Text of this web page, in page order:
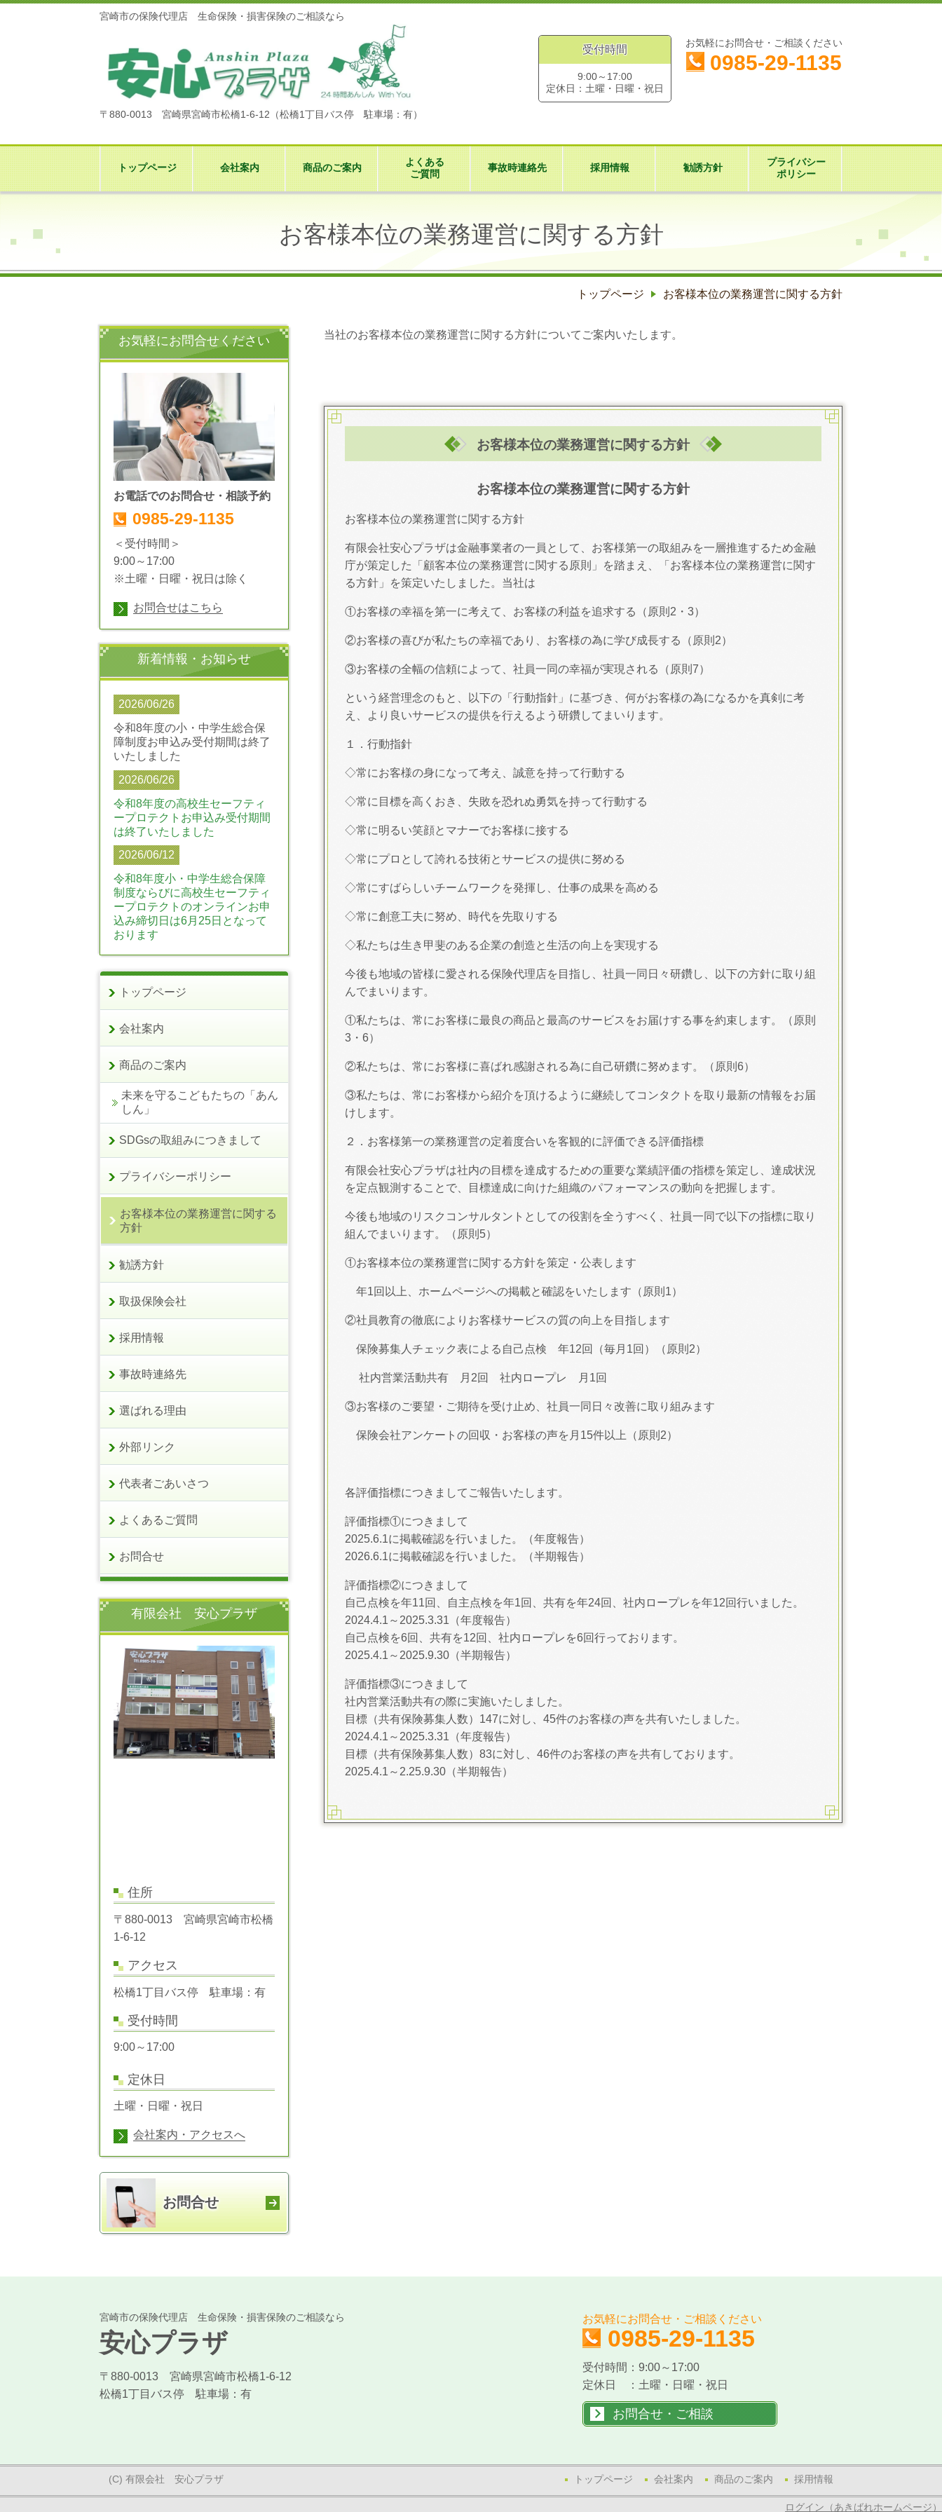
宮崎市の保険代理店 生命保険・損害保険のご相談なら
〒880-0013 宮崎県宮崎市松橋1-6-12（松橋1丁目バス停 駐車場：有）
受付時間
9:00～17:00
定休日：土曜・日曜・祝日
お気軽にお問合せ・ご相談ください
0985-29-1135
トップページ 会社案内 商品のご案内
よくある
ご質問
事故時連絡先 採用情報 勧誘方針
プライバシー
ポリシー
お客様本位の業務運営に関する方針
トップページ お客様本位の業務運営に関する方針
当社のお客様本位の業務運営に関する方針についてご案内いたします。
お客様本位の業務運営に関する方針
お客様本位の業務運営に関する方針
お客様本位の業務運営に関する方針
有限会社安心プラザは金融事業者の一員として、お客様第一の取組みを一層推進するため金融
庁が策定した「顧客本位の業務運営に関する原則」を踏まえ、「お客様本位の業務運営に関す
る方針」を策定いたしました。当社は
①お客様の幸福を第一に考えて、お客様の利益を追求する（原則2・3）
②お客様の喜びが私たちの幸福であり、お客様の為に学び成長する（原則2）
③お客様の全幅の信頼によって、社員一同の幸福が実現される（原則7）
という経営理念のもと、以下の「行動指針」に基づき、何がお客様の為になるかを真剣に考
え、より良いサービスの提供を行えるよう研鑽してまいります。
１．行動指針
◇常にお客様の身になって考え、誠意を持って行動する
◇常に目標を高くおき、失敗を恐れぬ勇気を持って行動する
◇常に明るい笑顔とマナーでお客様に接する
◇常にプロとして誇れる技術とサービスの提供に努める
◇常にすばらしいチームワークを発揮し、仕事の成果を高める
◇常に創意工夫に努め、時代を先取りする
◇私たちは生き甲斐のある企業の創造と生活の向上を実現する
今後も地域の皆様に愛される保険代理店を目指し、社員一同日々研鑽し、以下の方針に取り組
んでまいります。
①私たちは、常にお客様に最良の商品と最高のサービスをお届けする事を約束します。（原則
3・6）
②私たちは、常にお客様に喜ばれ感謝される為に自己研鑽に努めます。（原則6）
③私たちは、常にお客様から紹介を頂けるように継続してコンタクトを取り最新の情報をお届
けします。
２．お客様第一の業務運営の定着度合いを客観的に評価できる評価指標
有限会社安心プラザは社内の目標を達成するための重要な業績評価の指標を策定し、達成状況
を定点観測することで、目標達成に向けた組織のパフォーマンスの動向を把握します。
今後も地域のリスクコンサルタントとしての役割を全うすべく、社員一同で以下の指標に取り
組んでまいります。（原則5）
①お客様本位の業務運営に関する方針を策定・公表します
年1回以上、ホームページへの掲載と確認をいたします（原則1）
②社員教育の徹底によりお客様サービスの質の向上を目指します
保険募集人チェック表による自己点検 年12回（毎月1回）（原則2）
社内営業活動共有 月2回 社内ロープレ 月1回
③お客様のご要望・ご期待を受け止め、社員一同日々改善に取り組みます
保険会社アンケートの回収・お客様の声を月15件以上（原則2）
各評価指標につきましてご報告いたします。
評価指標①につきまして
2025.6.1に掲載確認を行いました。（年度報告）
2026.6.1に掲載確認を行いました。（半期報告）
評価指標②につきまして
自己点検を年11回、自主点検を年1回、共有を年24回、社内ロープレを年12回行いました。
2024.4.1～2025.3.31（年度報告）
自己点検を6回、共有を12回、社内ロープレを6回行っております。
2025.4.1～2025.9.30（半期報告）
評価指標③につきまして
社内営業活動共有の際に実施いたしました。
目標（共有保険募集人数）147に対し、45件のお客様の声を共有いたしました。
2024.4.1～2025.3.31（年度報告）
目標（共有保険募集人数）83に対し、46件のお客様の声を共有しております。
2025.4.1～2.25.9.30（半期報告）
お気軽にお問合せください
お電話でのお問合せ・相談予約
0985-29-1135
＜受付時間＞
9:00～17:00
※土曜・日曜・祝日は除く
お問合せはこちら
新着情報・お知らせ
2026/06/26
令和8年度の小・中学生総合保
障制度お申込み受付期間は終了
いたしました
2026/06/26
令和8年度の高校生セーフティ
ープロテクトお申込み受付期間
は終了いたしました
2026/06/12
令和8年度小・中学生総合保障
制度ならびに高校生セーフティ
ープロテクトのオンラインお申
込み締切日は6月25日となって
おります
トップページ
会社案内
商品のご案内
未来を守るこどもたちの「あん
しん」
SDGsの取組みにつきまして
プライバシーポリシー
お客様本位の業務運営に関する
方針
勧誘方針
取扱保険会社
採用情報
事故時連絡先
選ばれる理由
外部リンク
代表者ごあいさつ
よくあるご質問
お問合せ
有限会社 安心プラザ
住所
〒880-0013 宮崎県宮崎市松橋
1-6-12
アクセス
松橋1丁目バス停 駐車場：有
受付時間
9:00～17:00
定休日
土曜・日曜・祝日
会社案内・アクセスへ
お問合せ
宮崎市の保険代理店 生命保険・損害保険のご相談なら
安心プラザ
〒880-0013 宮崎県宮崎市松橋1-6-12
松橋1丁目バス停 駐車場：有
お気軽にお問合せ・ご相談ください
0985-29-1135
受付時間：9:00～17:00
定休日 ：土曜・日曜・祝日
お問合せ・ご相談
(C) 有限会社 安心プラザ トップページ 会社案内 商品のご案内 採用情報
ログイン（あきばれホームページ）